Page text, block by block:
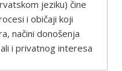
jeziku) čine
i običaji koji
načini donošenja
i privatnog interesa